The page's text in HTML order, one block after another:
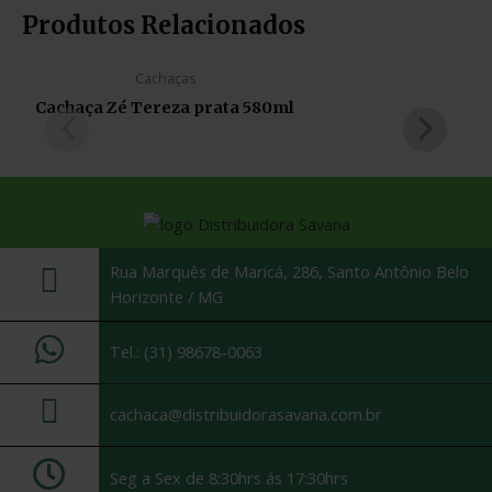
Produtos Relacionados
Cachaças
Cachaça Zé Tereza prata 580ml
Rua Marquês de Maricá, 286, Santo Antônio Belo
Horizonte / MG
Tel.: (31) 98678-0063
cachaca@distribuidorasavana.com.br
Seg a Sex de 8:30hrs ás 17:30hrs